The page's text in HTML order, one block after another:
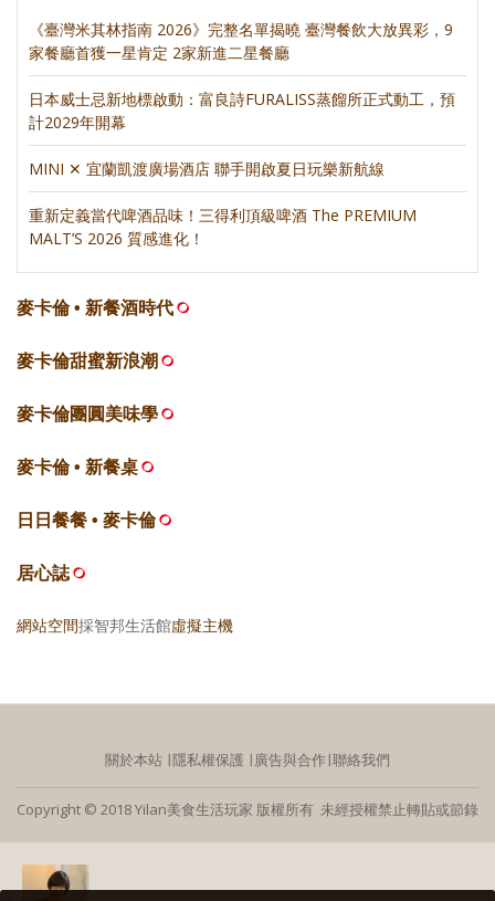
《臺灣米其林指南 2026》完整名單揭曉 臺灣餐飲大放異彩，9
家餐廳首獲一星肯定 2家新進二星餐廳
日本威士忌新地標啟動：富良詩FURALISS蒸餾所正式動工，預
計2029年開幕
MINI ✕ 宜蘭凱渡廣場酒店 聯手開啟夏日玩樂新航線
重新定義當代啤酒品味！三得利頂級啤酒 The PREMIUM
MALT’S 2026 質感進化！
麥卡倫 • 新餐酒時代
麥卡倫甜蜜新浪潮
麥卡倫團圓美味學
麥卡倫 • 新餐桌
日日餐餐 • 麥卡倫
居心誌
網站空間採智邦生活館虛擬主機
關於本站 ∣隱私權保護 ∣廣告與合作∣聯絡我們
Copyright © 2018 Yilan美食生活玩家 版權所有 未經授權禁止轉貼或節錄